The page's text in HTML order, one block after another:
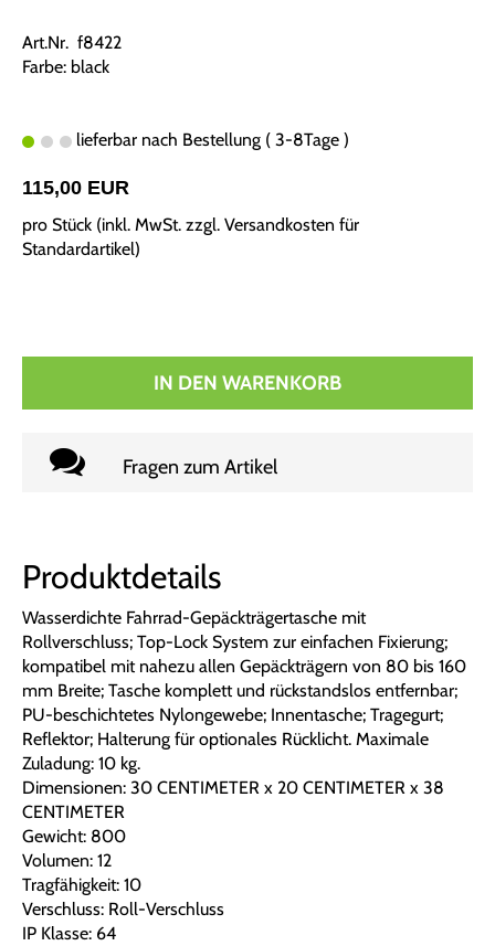
Art.Nr. f8422
Farbe: black
lieferbar nach Bestellung ( 3-8Tage )
115,00 EUR
pro Stück (inkl. MwSt. zzgl. Versandkosten für
Standardartikel)
IN DEN WARENKORB
Fragen zum Artikel
Produktdetails
Wasserdichte Fahrrad-Gepäckträgertasche mit
Rollverschluss; Top-Lock System zur einfachen Fixierung;
kompatibel mit nahezu allen Gepäckträgern von 80 bis 160
mm Breite; Tasche komplett und rückstandslos entfernbar;
PU-beschichtetes Nylongewebe; Innentasche; Tragegurt;
Reflektor; Halterung für optionales Rücklicht. Maximale
Zuladung: 10 kg.
Dimensionen: 30 CENTIMETER x 20 CENTIMETER x 38
CENTIMETER
Gewicht: 800
Volumen: 12
Tragfähigkeit: 10
Verschluss: Roll-Verschluss
IP Klasse: 64